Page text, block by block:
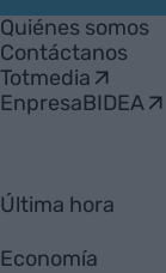
Empresa
Quiénes somos
Contáctanos
Totmedia
EnpresaBIDEA
Última hora
Economía